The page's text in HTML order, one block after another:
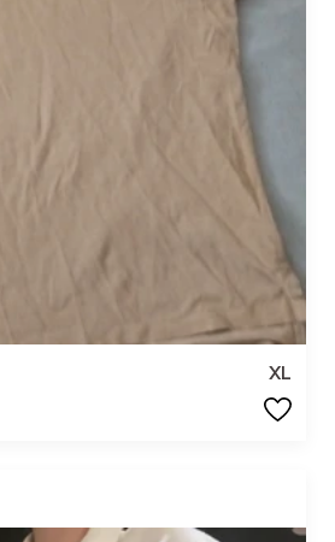
XL